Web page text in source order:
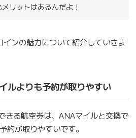
リットはあるんだよ！
ンの魅力について紹介していきま
ルよりも予約が取りやすい
きる航空券は、ANAマイルと交換で
約が取りやすいです。